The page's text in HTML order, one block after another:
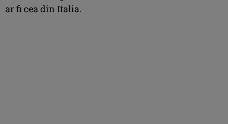
ar fi cea din Italia.